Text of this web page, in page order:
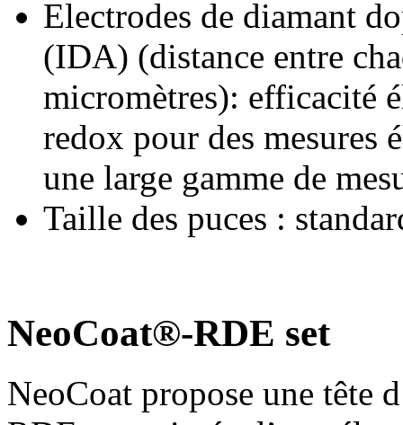
Electrodes de diamant
(IDA) (distance entre
micromètres): efficacité
redox pour des mesures
une large gamme de
Taille des puces :
NeoCoat®-RDE set
NeoCoat propose une tête